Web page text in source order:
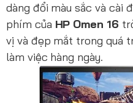
dàng đổi màu sắc và cài
phím của HP Omen 16
vị và đẹp mắt trong quá
làm việc hàng ngày.